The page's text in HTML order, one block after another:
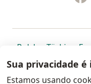
Polska abre num
Türkiye
Portugal abre
, México
Sua privacidade
Estamos usando